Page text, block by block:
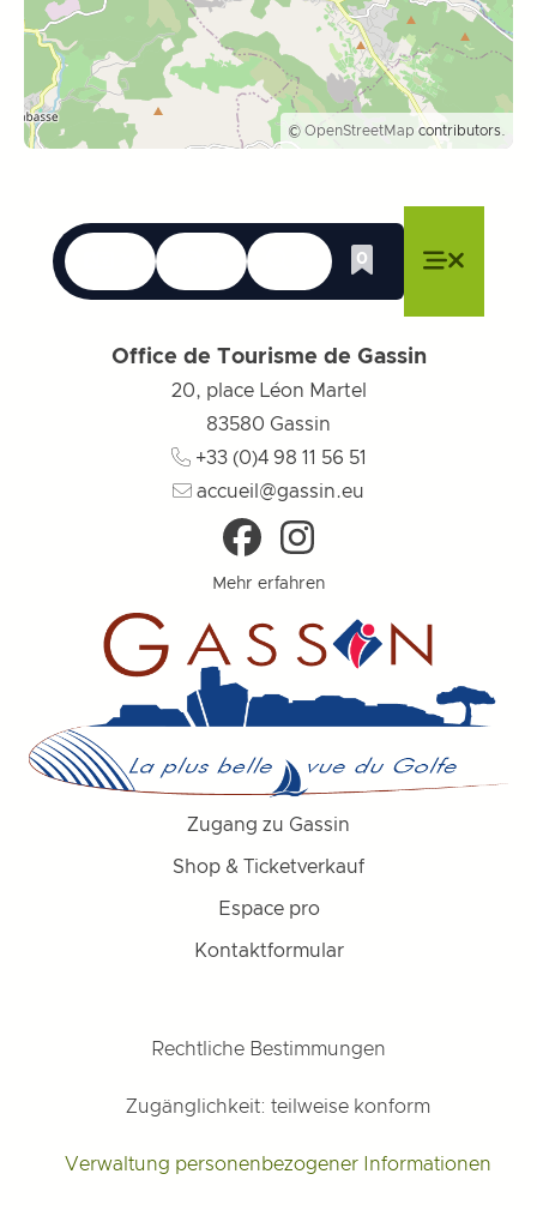
© OpenStreetMap contributors.
Sprachen
Menü schließen
Erreichbarkeit
Menü schließen
Suche
Menü schließen
0
Whishlist
Office de Tourisme de Gassin
20, place Léon Martel
83580 Gassin
+33 (0)4 98 11 56 51
accueil@gassin.eu
Mehr erfahren
Zugang zu Gassin
Shop & Ticketverkauf
Espace pro
Kontaktformular
Rechtliche Bestimmungen
Zugänglichkeit: teilweise konform
Verwaltung personenbezogener Informationen